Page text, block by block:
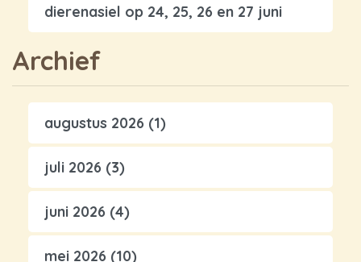
dierenasiel op 24, 25, 26 en 27 juni
Archief
augustus 2026 (1)
juli 2026 (3)
juni 2026 (4)
mei 2026 (10)